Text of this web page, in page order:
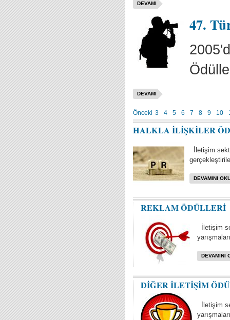
DEVAMI
47.
DEVAMI
Önceki 3 4 5 6 7 8 9 10
HALKLA İLİŞKİLER
İletişim
DEVAMINI
REKLAM ÖDÜLLERİ
İletişim
DEVAMINI
DİĞER İLETİŞİM
İletişim